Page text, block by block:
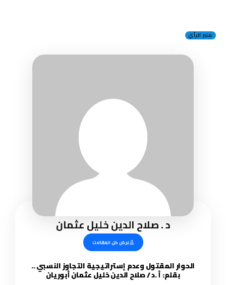
منبر الرأي
د . صلاح الدين خليل عثمان
عرض كل المقالات
الحوار المقتول وعدم إستراتيجية التجاوز النسبي ..
بقلم: أ .د / صلاح الدين خليل عثمان أبوريان